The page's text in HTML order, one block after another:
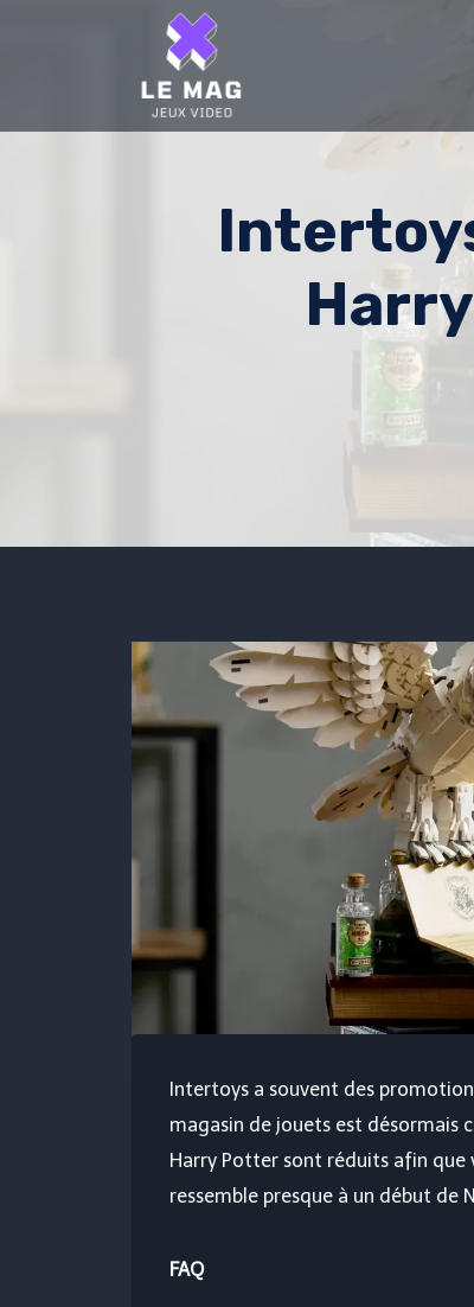
Intertoys a souvent des
magasin de jouets est désormais
Harry Potter sont réduits afin que
ressemble presque à un début de
FAQ